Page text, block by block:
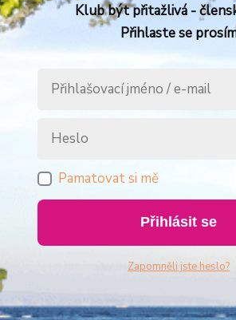
Klub být přitažlivá -
Přihlaste se
Pamatovat si mě
Přihlásit se
Zapomněli jste heslo?